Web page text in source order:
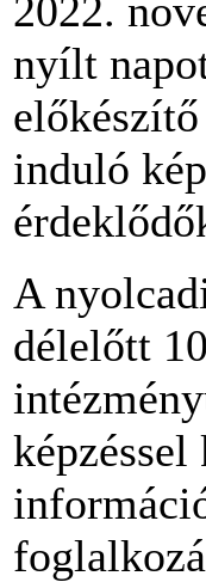
2022.
nyílt
induló
A
délelőtt
képzéssel